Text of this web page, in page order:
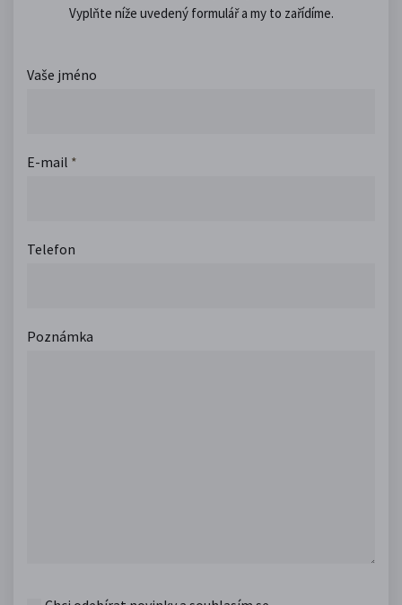
Vyplňte níže uvedený formulář a my to zařídíme.
Vaše jméno
E-mail *
Telefon
Poznámka